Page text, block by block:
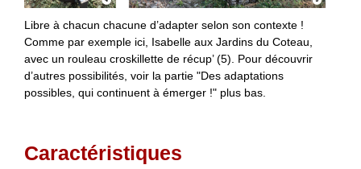
Libre à chacun chacune d’adapter selon son contexte !
Comme par exemple ici, Isabelle aux Jardins du Coteau,
avec un rouleau croskillette de récup’ (5). Pour découvrir
d’autres possibilités, voir la partie "Des adaptations
possibles, qui continuent à émerger !" plus bas.
Caractéristiques